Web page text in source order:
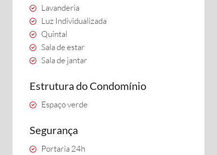
Lavanderia
Luz Individualizada
Quintal
Sala de estar
Sala de jantar
Estrutura do Condomínio
Espaço verde
Segurança
Portaria 24h